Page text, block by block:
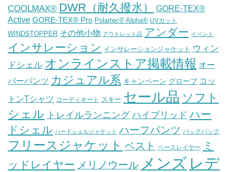
COOLMAX® DWR（耐久撥水）
GORE-TEX®
Active GORE-TEX® Pro Polartec® Alpha® UVカット
WINDSTOPPER その他小物 アウトレット品 アンダー イベント
インサレーション インサレーションジャケット ウィン
ドシェル オンラインストア掲載情報 オー
バーパンツ カジュアル系 キャンペーン グローブ コッ
トンTシャツ コーディネート スキー セール品 ソフト
シェル トレイルランニング ハイブリッド ハー
ドシェル ハードシェルジャケット ハーフパンツ バックパック
フリースジャケット ベスト ベースレイヤー
ミ
ッドレイヤー メリノウール メンズ レデ